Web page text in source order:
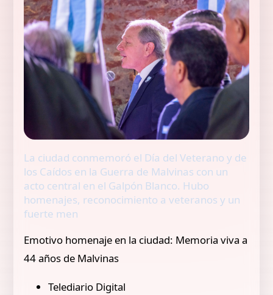
La ciudad conmemoró el Día del Veterano y de
los Caídos en la Guerra de Malvinas con un
acto central en el Galpón Blanco. Hubo
homenajes, reconocimiento a veteranos y un
fuerte men
Emotivo homenaje en la ciudad: Memoria viva a
44 años de Malvinas
Telediario Digital